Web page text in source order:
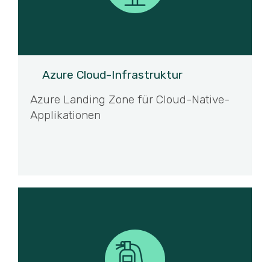
Azure Cloud-Infrastruktur
Azure Landing Zone für Cloud-Native-
Applikationen